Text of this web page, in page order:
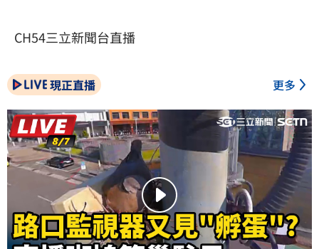
CH54三立新聞台直播
現正直播 更多